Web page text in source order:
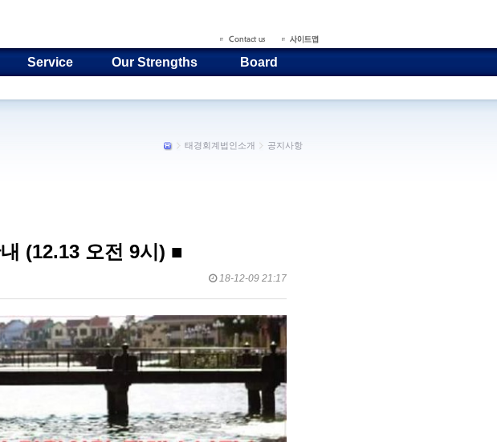
Service Our Strengths Board
태경회계법인소개 공지사항
(12.13 오전 9시) ■
18-12-09 21:17